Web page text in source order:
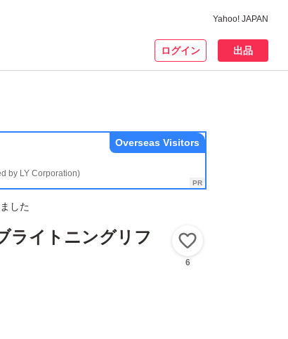
Yahoo! JAPAN
ログイン 出品
by LY Corporation)
Overseas Visitors
した
ライトニングリフ
6